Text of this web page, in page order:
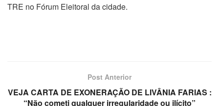
TRE no Fórum Eleitoral da cidade.
Post Anterior
VEJA CARTA DE EXONERAÇÃO DE LIVÂNIA FARIAS :
“Não cometi qualquer irregularidade ou ilícito”